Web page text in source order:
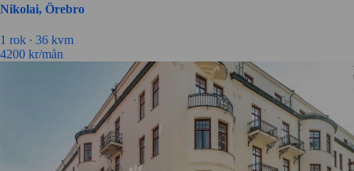
Nikolai, Örebro
1 rok ∙ 36 kvm
4200 kr/mån